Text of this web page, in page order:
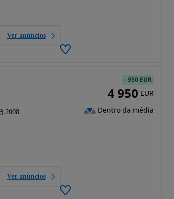
Ver anúncios
2008
Ver anúncios
-950 EUR
4 950 EUR
Dentro da média